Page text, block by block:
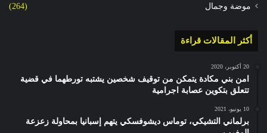
موضة وجمال (264)
أكثر المقالات قراءة
20 أكتوبر، 2020
امن بني مكادة يتمكن من توقيف شخصين يشتبه تورطهما في قضية
تتعلق بتكوين عصابة اجرامية
10 يونيو، 2021
برلماني التشيكي، توماس ديشوفسكي يتهم إسبانيا بمحاولة زعزعة